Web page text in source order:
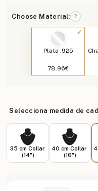
Choose Material: ?
Plata .925
78.96€
Selecciona medida de
35 cm Collar
(14")
40 cm Collar
(16")